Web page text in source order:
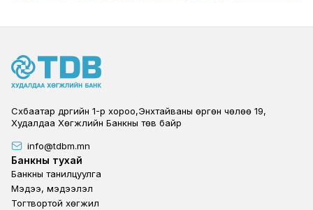
Сүхбаатар дүүргийн 1-р хороо,Энхтайваны өргөн чөлөө 19,
Худалдаа Хөгжлийн Банкны төв байр
info@tdbm.mn
Footer
Банкны тухай
Банкны танилцуулга
Мэдээ, мэдээлэл
Тогтвортой хөгжил